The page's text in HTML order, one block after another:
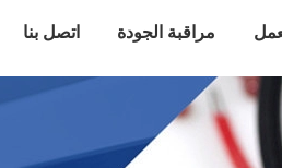
مراقبة الجودة اتصل بنا